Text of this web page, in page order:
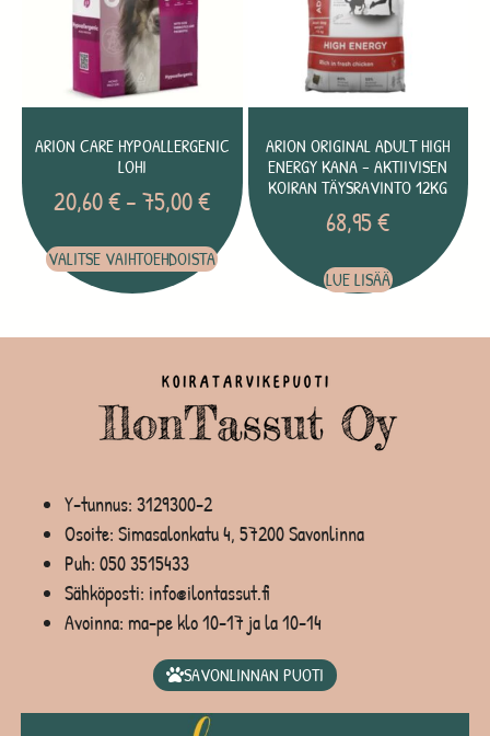
ARION CARE HYPOALLERGENIC
LOHI
20,60€– 75,00€
VALITSE VAIHTOEHDOISTA
ARION ORIGINAL ADULT HIGH
ENERGY KANA – AKTIIVISEN
KOIRAN TÄYSRAVINTO 12KG
68,95€
LUE LISÄÄ
Y-tunnus: 3129300-2
Osoite: Simasalonkatu 4, 57200 Savonlinna
Puh: 050 3515433
Sähköposti: info@ilontassut.fi
Avoinna: ma-pe klo 10-17 ja la 10-14
SAVONLINNAN PUOTI